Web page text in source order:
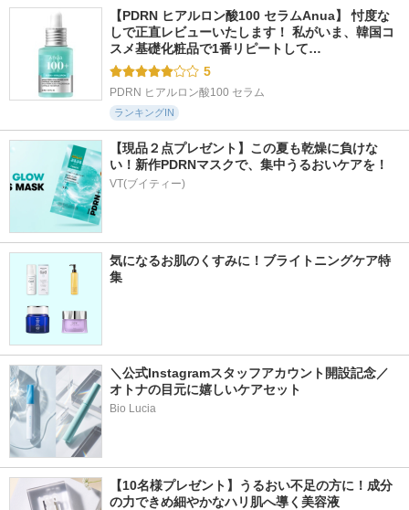
【PDRN ヒアルロン酸100 セラムAnua】 忖度な
しで正直レビューいたします！ 私がいま、韓国コ
スメ基礎化粧品で1番リピートして…
5
PDRN ヒアルロン酸100 セラム
ランキングIN
【現品２点プレゼント】この夏も乾燥に負けな
い！新作PDRNマスクで、集中うるおいケアを！
VT(ブイティー)
気になるお肌のくすみに！ブライトニングケア特
集
＼公式Instagramスタッフアカウント開設記念／
オトナの目元に嬉しいケアセット
Bio Lucia
【10名様プレゼント】うるおい不足の方に！成分
の力できめ細やかなハリ肌へ導く美容液